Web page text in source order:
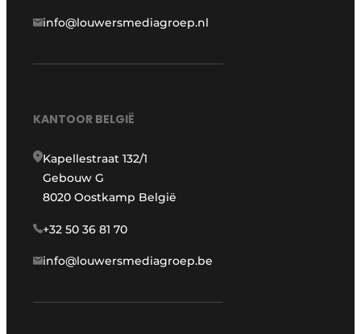
info@louwersmediagroep.nl
KANTOOR BELGIË
Kapellestraat 132/1
Gebouw G
8020 Oostkamp België
+32 50 36 81 70
info@louwersmediagroep.be